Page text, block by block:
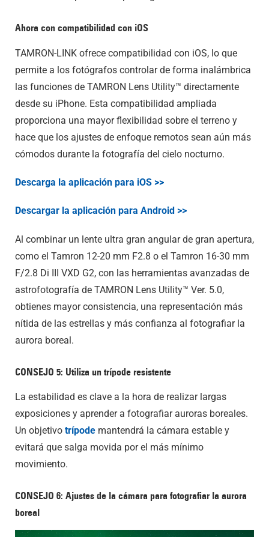
Ahora con compatibilidad con iOS
TAMRON-LINK ofrece compatibilidad con iOS, lo que
permite a los fotógrafos controlar de forma inalámbrica
las funciones de TAMRON Lens Utility™ directamente
desde su iPhone. Esta compatibilidad ampliada
proporciona una mayor flexibilidad sobre el terreno y
hace que los ajustes de enfoque remotos sean aún más
cómodos durante la fotografía del cielo nocturno.
Descarga la aplicación para iOS >>
Descargar la aplicación para Android >>
Al combinar un lente ultra gran angular de gran apertura,
como el Tamron 12-20 mm F2.8 o el Tamron 16-30 mm
F/2.8 Di III VXD G2, con las herramientas avanzadas de
astrofotografía de TAMRON Lens Utility™ Ver. 5.0,
obtienes mayor consistencia, una representación más
nítida de las estrellas y más confianza al fotografiar la
aurora boreal.
CONSEJO 5: Utiliza un trípode resistente
La estabilidad es clave a la hora de realizar largas
exposiciones y aprender a fotografiar auroras boreales.
Un objetivo trípode mantendrá la cámara estable y
evitará que salga movida por el más mínimo
movimiento.
CONSEJO 6: Ajustes de la cámara para fotografiar la aurora
boreal